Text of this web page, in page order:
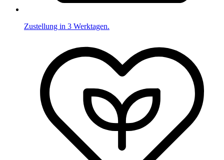
Zustellung in 3 Werktagen.